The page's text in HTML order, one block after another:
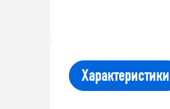
Характеристики